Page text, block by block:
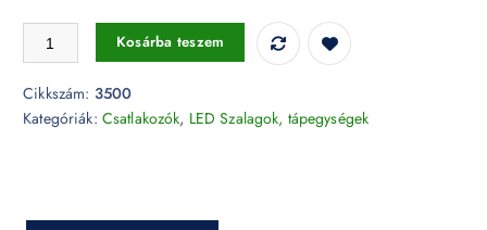
Rugalmas csatlakozó - LED szalag 3528 - 3500 mennyiség
Kosárba teszem
Cikkszám: 3500
Kategóriák: Csatlakozók, LED Szalagok, tápegységek